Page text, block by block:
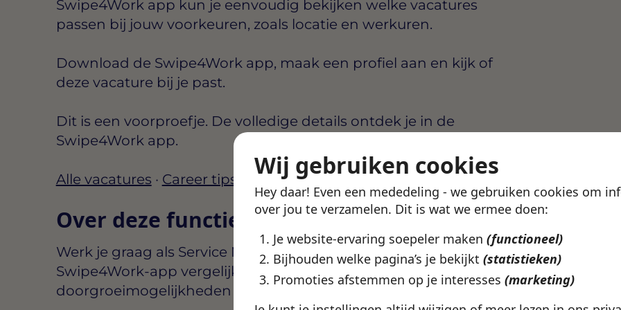
Wij gebruiken cookies
Hey daar! Even een mededeling - we gebruiken cookies om
over jou te verzamelen. Dit is wat we ermee doen:
Je website-ervaring soepeler maken (functioneel)
Bijhouden welke pagina’s je bekijkt (statistieken)
Promoties afstemmen op je interesses (marketing)
Swipe4Work app kun je eenvoudig bekijken welke vacatures
passen bij jouw voorkeuren, zoals locatie en werkuren.
Download de Swipe4Work app, maak een profiel aan en kijk of
deze vacature bij je past.
Dit is een voorproefje. De volledige details ontdek je in de
Swipe4Work app.
Alle vacatures · Career tips
Over deze functie
Werk je graag als Service Monteur Deventer? In de
Swipe4Work-app vergelijk je voorwaarden, werkgevers en
doorgroeimogelijkheden zodat je snel ziet wat bij je past.